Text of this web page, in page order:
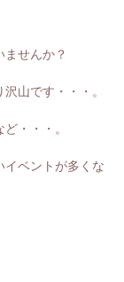
せんか？
山です・・・。
・・・。
イベントが多くな